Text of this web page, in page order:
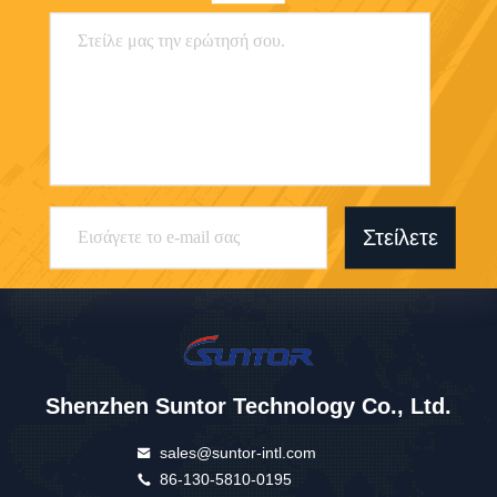
Στείλετε
Shenzhen Suntor Technology Co., Ltd.
sales@suntor-intl.com
86-130-5810-0195